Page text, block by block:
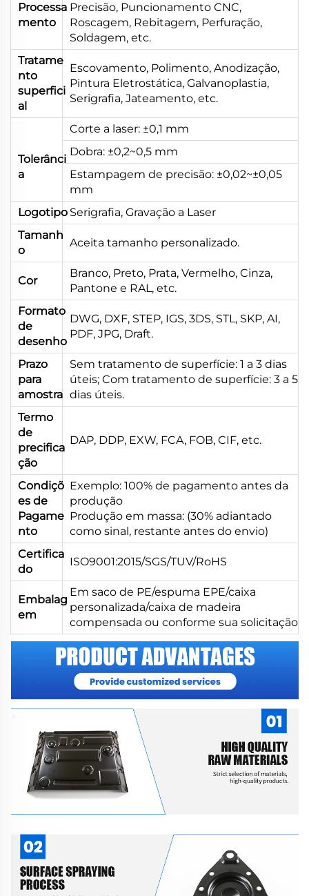
Processa
mento
Precisão, Puncionamento CNC,
Roscagem, Rebitagem, Perfuração,
Soldagem, etc.
Tratame
nto
superfici
al
Escovamento, Polimento, Anodização,
Pintura Eletrostática, Galvanoplastia,
Serigrafia, Jateamento, etc.
Tolerânci
a
Corte a laser: ±0,1 mm
Dobra: ±0,2~0,5 mm
Estampagem de precisão: ±0,02~±0,05
mm
Logotipo Serigrafia, Gravação a Laser
Tamanh
o
Aceita tamanho personalizado.
Cor
Branco, Preto, Prata, Vermelho, Cinza,
Pantone e RAL, etc.
Formato
de
desenho
DWG, DXF, STEP, IGS, 3DS, STL, SKP, AI,
PDF, JPG, Draft.
Prazo
para
amostra
Sem tratamento de superfície: 1 a 3 dias
úteis; Com tratamento de superfície: 3 a 5
dias úteis.
Termo
de
precifica
ção
DAP, DDP, EXW, FCA, FOB, CIF, etc.
Condiçõ
es de
Pagame
nto
Exemplo: 100% de pagamento antes da
produção
Produção em massa: (30% adiantado
como sinal, restante antes do envio)
Certifica
do
ISO9001:2015/SGS/TUV/RoHS
Embalag
em
Em saco de PE/espuma EPE/caixa
personalizada/caixa de madeira
compensada ou conforme sua solicitação.